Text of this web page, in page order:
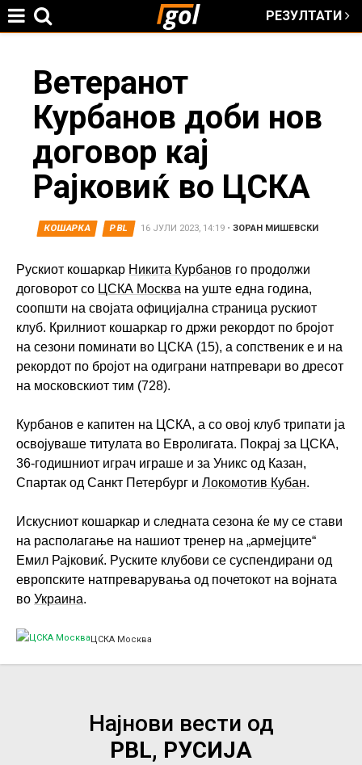
РЕЗУЛТАТИ
here
Ветеранот
Курбанов доби нов
договор кај
Рајковиќ во ЦСКА
КОШАРКА PBL 16 ЈУЛИ 2023, 14:19 •ЗОРАН МИШЕВСКИ
Рускиот кошаркар Никита Курбанов го продолжи
договорот со ЦСКА Москва на уште една година,
соопшти на својата официјална страница рускиот
клуб. Крилниот кошаркар го држи рекордот по бројот
на сезони поминати во ЦСКА (15), а сопственик е и на
рекордот по бројот на одиграни натпревари во дресот
на московскиот тим (728).
Курбанов е капитен на ЦСКА, а со овој клуб трипати ја
освојуваше титулата во Евролигата. Покрај за ЦСКА,
36-годишниот играч играше и за Уникс од Казан,
Спартак од Санкт Петербург и Локомотив Кубан.
Искусниот кошаркар и следната сезона ќе му се стави
на располагање на нашиот тренер на „армејците“
Емил Рајковиќ. Руските клубови се суспендирани од
европските натпреварувања од почетокот на војната
во Украина.
ЦСКА Москва
Најнови вести од
PBL, РУСИЈА